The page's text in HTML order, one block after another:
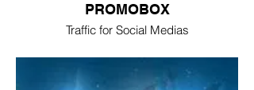
PROMOBOX
Traffic for Social Medias